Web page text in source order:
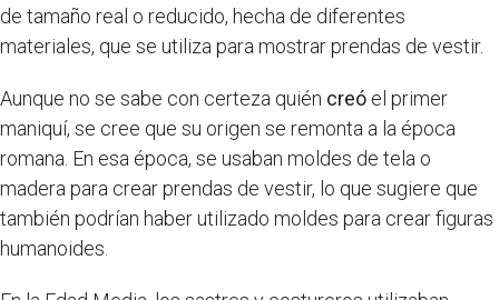
de tamaño real o reducido, hecha de diferentes
materiales, que se utiliza para mostrar prendas de vestir.
Aunque no se sabe con certeza quién creó el primer
maniquí, se cree que su origen se remonta a la época
romana. En esa época, se usaban moldes de tela o
madera para crear prendas de vestir, lo que sugiere que
también podrían haber utilizado moldes para crear figuras
humanoides.